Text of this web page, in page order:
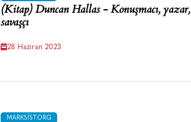
(Kitap) Duncan Hallas - Konuşmacı, yazar,
savaşçı
28 Haziran 2023
MARKSIST.ORG